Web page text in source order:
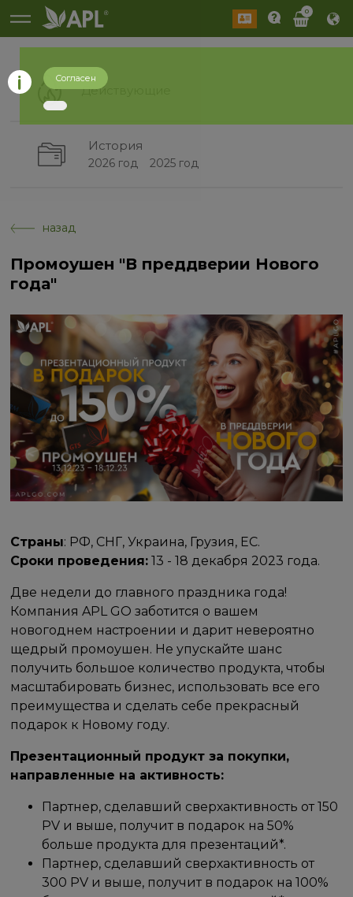
0
Действующие
История
2026 год 2025 год
назад
Промоушен "В преддверии Нового
года"
Страны: РФ, СНГ, Украина, Грузия, ЕС.
Сроки проведения: 13 - 18 декабря 2023 года.
Две недели до главного праздника года!
Компания APL GO заботится о вашем
новогоднем настроении и дарит невероятно
щедрый промоушен. Не упускайте шанс
получить большое количество продукта, чтобы
масштабировать бизнес, использовать все его
преимущества и сделать себе прекрасный
подарок к Новому году.
Презентационный продукт за покупки,
направленные на активность:
Партнер, сделавший сверхактивность от 150
PV и выше, получит в подарок на 50%
больше продукта для презентаций*.
Партнер, сделавший сверхактивность от
300 PV и выше, получит в подарок на 100%
Согласен